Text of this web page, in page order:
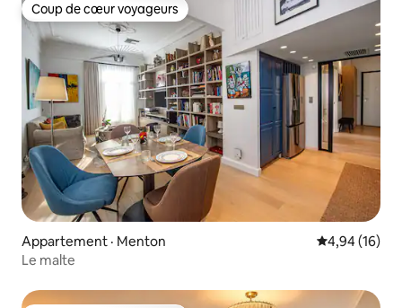
Coup de cœur voyageurs
Coup de cœur voyageurs
Appartement · Menton Note
4,94 (16)
Le malte